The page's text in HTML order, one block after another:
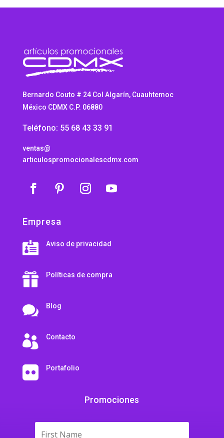
Bernardo Couto # 24 Col Algarín, Cuauhtemoc
México CDMX C.P. 06880
Teléfono: 55 68 43 33 91
ventas@
articulospromocionalescdmx.com
Empresa
 Aviso de privacidad
 Políticas de compra
 Blog
 Contacto
 Portafolio
Promociones